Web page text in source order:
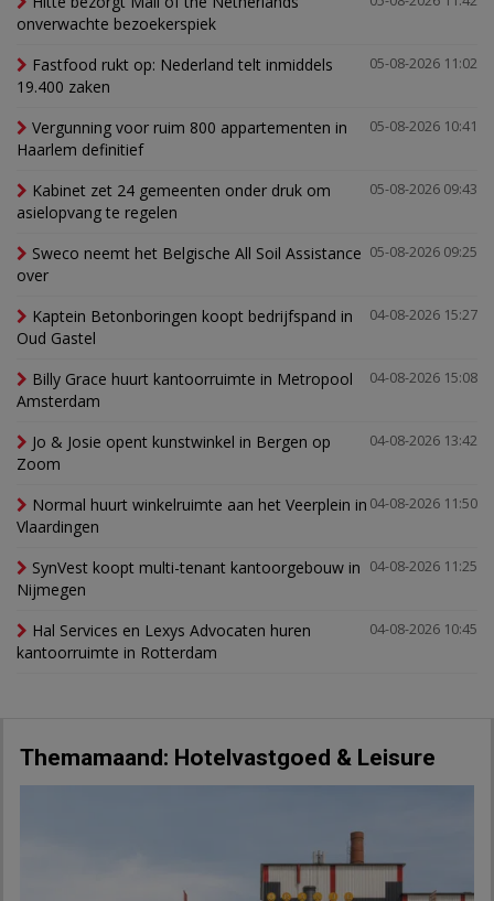
onverwachte bezoekerspiek
05-08-2026 11:02
Fastfood rukt op: Nederland telt inmiddels
19.400 zaken
05-08-2026 10:41
Vergunning voor ruim 800 appartementen in
Haarlem definitief
05-08-2026 09:43
Kabinet zet 24 gemeenten onder druk om
asielopvang te regelen
05-08-2026 09:25
Sweco neemt het Belgische All Soil Assistance
over
04-08-2026 15:27
Kaptein Betonboringen koopt bedrijfspand in
Oud Gastel
04-08-2026 15:08
Billy Grace huurt kantoorruimte in Metropool
Amsterdam
04-08-2026 13:42
Jo & Josie opent kunstwinkel in Bergen op
Zoom
04-08-2026 11:50
Normal huurt winkelruimte aan het Veerplein in
Vlaardingen
04-08-2026 11:25
SynVest koopt multi-tenant kantoorgebouw in
Nijmegen
04-08-2026 10:45
Hal Services en Lexys Advocaten huren
kantoorruimte in Rotterdam
Themamaand: Hotelvastgoed & Leisure